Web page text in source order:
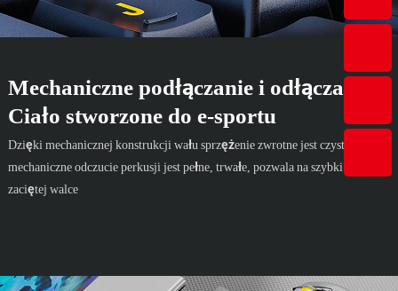
Mechaniczne podłączanie i odłączanie
Ciało stworzone do e-sportu
Dzięki mechanicznej konstrukcji wału sprzężenie zwrotne jest czyste i ostre,
mechaniczne odczucie perkusji jest pełne, trwałe, pozwala na szybki krok w
zaciętej walce